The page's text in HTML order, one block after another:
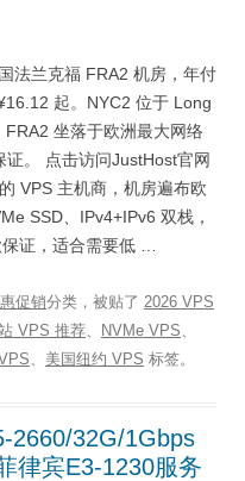
法兰克福 FRA2 机房，年付
起。NYC2 位于 Long
坐落于欧洲最大网络
。 点击访问JustHost官网
VPS 主机商，机房遍布欧
SSD、IPv4+IPv6 双栈，
证，适合需要低 …
促销分类，被贴了 2026 VPS
VPS 推荐、 NVMe VPS、
、 美国纽约 VPS 标签。
2660/32G/1Gbps
律宾E3-1230服务